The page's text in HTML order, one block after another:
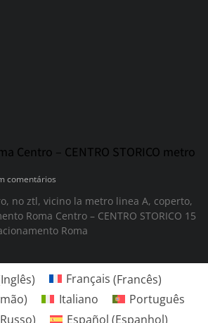
Centro – CENTRO STORICO metro
comentários
no ztl, vicino la metro linea A, coperto,
Roma Centro – CENTRO STORICO 15
Roma
Inglês) Français (Francês)
) Italiano
Português
Russo) Español (Espanhol)